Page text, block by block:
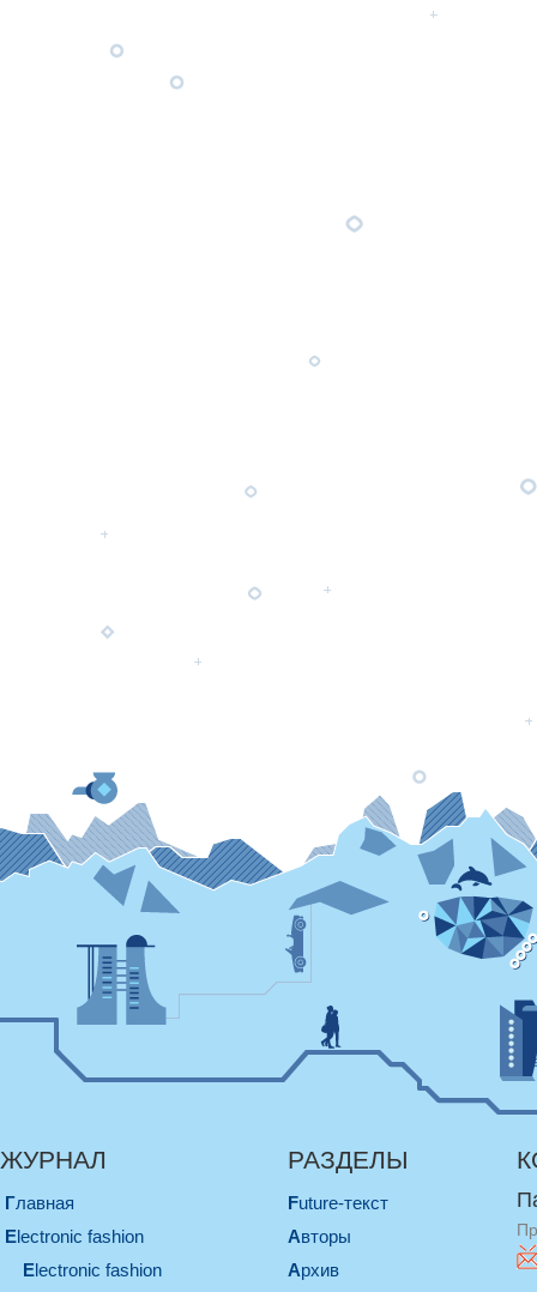
ЖУРНАЛ
Главная
electronic fashion
electronic fashion
РАЗДЕЛЫ
Future-текст
Авторы
Архив